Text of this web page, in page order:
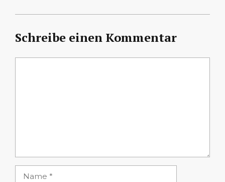
Schreibe einen Kommentar